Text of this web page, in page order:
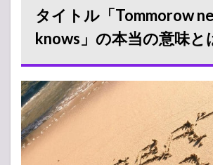
タイトル「Tommorow
knows」の本当の意味と